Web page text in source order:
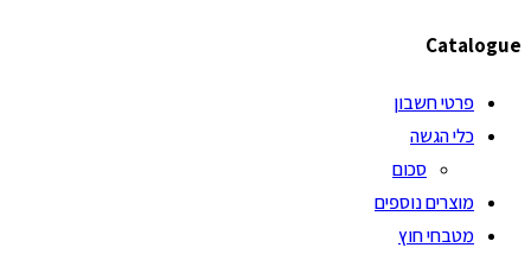
Catalogue
פרטי חשבון
כלי הגשה
סכום
מוצרים נוספים
מטבחי חוץ